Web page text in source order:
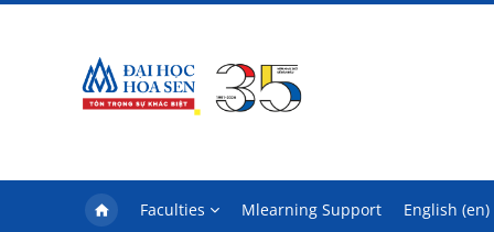
Faculties Mlearning Support English ‎(en)‎